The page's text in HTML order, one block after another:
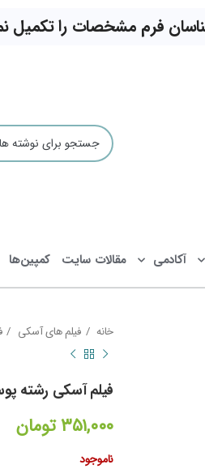
فرم مشخصات را تکمیل
آکادمی مقالات سایت کمپین‌ها
خانه فیلم های آسکی
فیلم آسکی رشته
۳۵۱,۰۰۰تومان
ناموجود